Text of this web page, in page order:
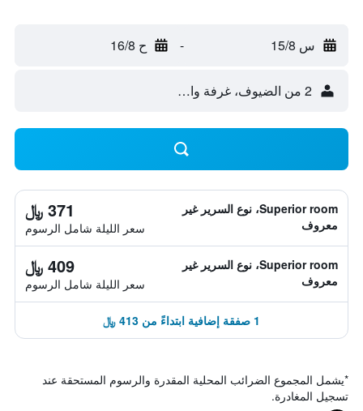
س 15/8 - ح 16/8
2 من الضيوف، غرفة واحدة
Superior room، نوع السرير غير
معروف
371 ﷼
سعر الليلة شامل الرسوم
Superior room، نوع السرير غير
معروف
409 ﷼
سعر الليلة شامل الرسوم
1 صفقة إضافية ابتداءً من 413 ﷼
*يشمل المجموع الضرائب المحلية المقدرة والرسوم المستحقة عند
تسجيل المغادرة.